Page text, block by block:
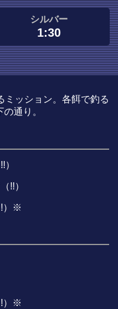
シルバー
1:30
ミッション。各餌で釣る
通り。
!!）
!）※
!）※